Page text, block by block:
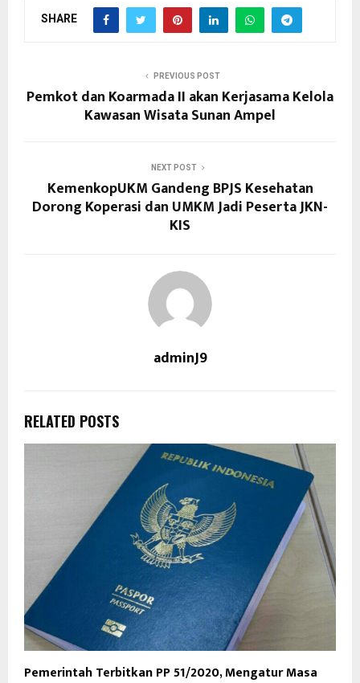
SHARE
PREVIOUS POST
Pemkot dan Koarmada II akan Kerjasama Kelola
Kawasan Wisata Sunan Ampel
NEXT POST
KemenkopUKM Gandeng BPJS Kesehatan
Dorong Koperasi dan UMKM Jadi Peserta JKN-
KIS
adminJ9
RELATED POSTS
Pemerintah Terbitkan PP 51/2020, Mengatur Masa